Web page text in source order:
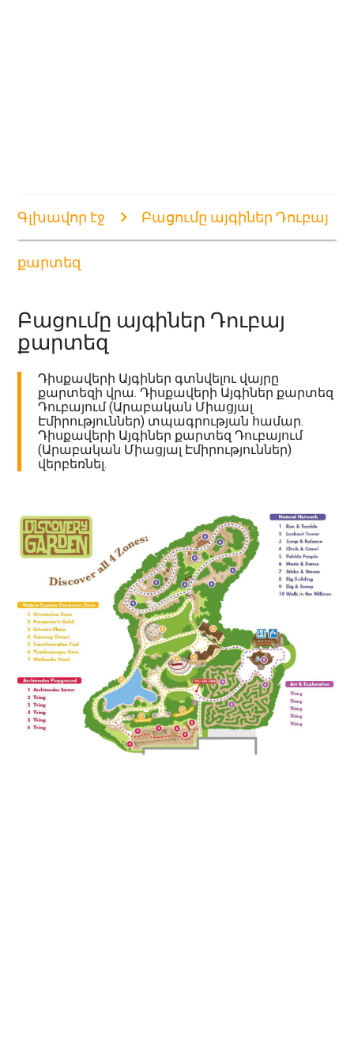
Գլխավոր էջ Բացումը այգիներ Դուբայ
քարտեզ
Բացումը այգիներ Դուբայ
քարտեզ
Դիսքավերի Այգիներ գտնվելու վայրը
քարտեզի վրա. Դիսքավերի Այգիներ քարտեզ
Դուբայում (Արաբական Միացյալ
Էմիրություններ) տպագրության համար.
Դիսքավերի Այգիներ քարտեզ Դուբայում
(Արաբական Միացյալ Էմիրություններ)
վերբեռնել.